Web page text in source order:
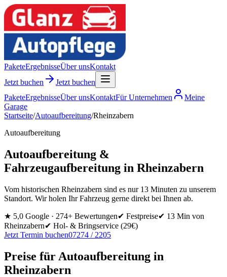
PaketeErgebnisseÜber unsKontakt
Jetzt buchen
Jetzt buchen
PaketeErgebnisseÜber unsKontaktFür Unternehmen
Meine
Garage
Startseite/Autoaufbereitung/Rheinzabern
Autoaufbereitung
Autoaufbereitung &
Fahrzeugaufbereitung in Rheinzabern
Vom historischen Rheinzabern sind es nur 13 Minuten zu unserem
Standort. Wir holen Ihr Fahrzeug gerne direkt bei Ihnen ab.
★ 5,0 Google · 274+ Bewertungen✔ Festpreise✔ 13 Min von
Rheinzabern✔ Hol- & Bringservice (29€)
Jetzt Termin buchen07274 / 2205
Preise für Autoaufbereitung in
Rheinzabern